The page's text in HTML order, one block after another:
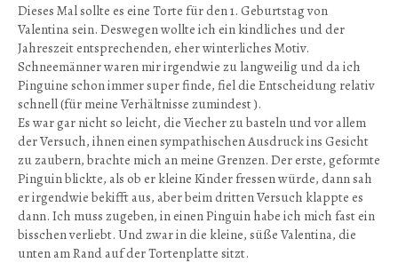
Dieses Mal sollte es eine Torte für den 1. Geburtstag von
Valentina sein. Deswegen wollte ich ein kindliches und der
Jahreszeit entsprechenden, eher winterliches Motiv.
Schneemänner waren mir irgendwie zu langweilig und da ich
Pinguine schon immer super finde, fiel die Entscheidung relativ
schnell (für meine Verhältnisse zumindest ).
Es war gar nicht so leicht, die Viecher zu basteln und vor allem
der Versuch, ihnen einen sympathischen Ausdruck ins Gesicht
zu zaubern, brachte mich an meine Grenzen. Der erste, geformte
Pinguin blickte, als ob er kleine Kinder fressen würde, dann sah
er irgendwie bekifft aus, aber beim dritten Versuch klappte es
dann. Ich muss zugeben, in einen Pinguin habe ich mich fast ein
bisschen verliebt. Und zwar in die kleine, süße Valentina, die
unten am Rand auf der Tortenplatte sitzt.